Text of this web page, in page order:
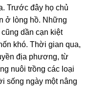
Trước đây họ chủ
ở lòng hồ. Những
dần cạn kiệt
khó. Thời gian qua,
địa phương, từ
nuôi trồng các loại
sống ngày một nâng